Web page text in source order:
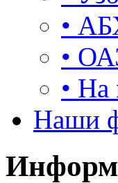
•
•
• На
Наши